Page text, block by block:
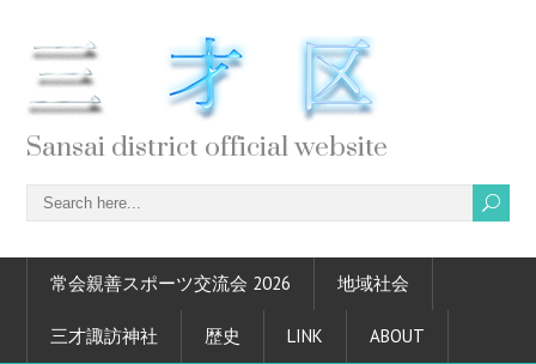
Sansai district official website
常会親善スポーツ交流会 2026 地域社会
三才諏訪神社 歴史 LINK ABOUT